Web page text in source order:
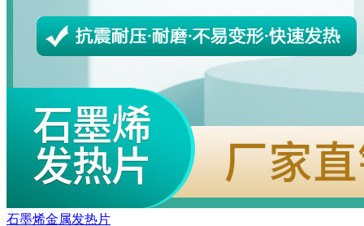
石墨烯金属发热片